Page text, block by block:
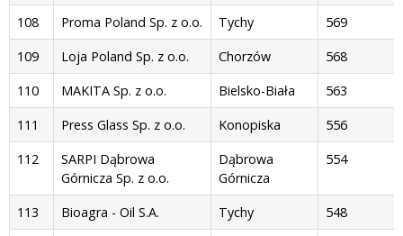
108 Proma Poland Sp. z o.o. Tychy
569
109
Loja Poland Sp. z o.o. Chorzów
568
110
MAKITA Sp. z o.o. Bielsko-Biała
563
111
Press Glass Sp. z o.o. Konopiska
556
112
SARPI Dąbrowa
Górnicza Sp. z o.o.
Dąbrowa
Górnicza
554
113 Bioagra - Oil S.A. Tychy
548